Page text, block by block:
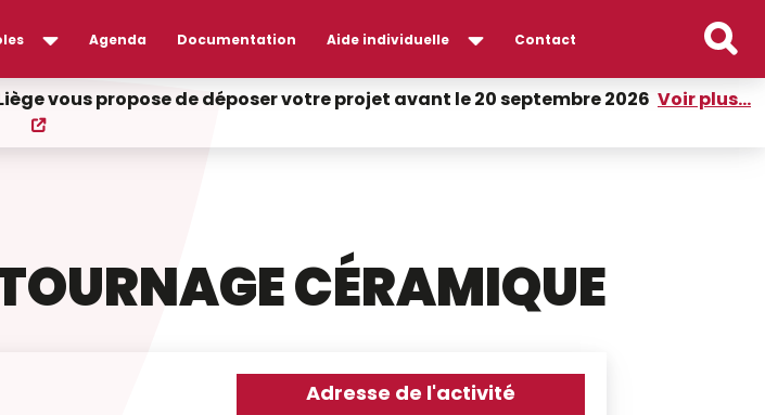
Agenda Documentation Aide individuelle Contact
vous propose de déposer votre projet avant le 20 septembre 2026 Voir plus...
CÉRAMIQUE
Adresse de l'activité